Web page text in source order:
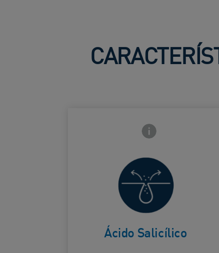
Icono de
Ácido Salicílico​
imperfecciones,
reduce los
puntos negros
y mejor la
apariencia de